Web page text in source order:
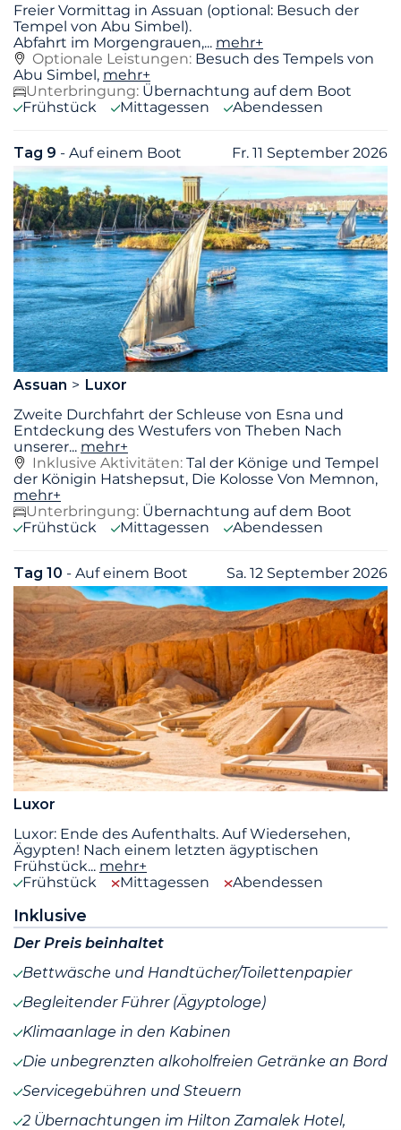
Freier Vormittag in Assuan (optional: Besuch der
Tempel von Abu Simbel).
Abfahrt im Morgengrauen,... mehr+
Optionale Leistungen: Besuch des Tempels von
Abu Simbel, mehr+
Unterbringung: Übernachtung auf dem Boot
Frühstück
Mittagessen Abendessen
Tag 9 - Auf einem Boot Fr. 11 September 2026
Assuan
Luxor
Zweite Durchfahrt der Schleuse von Esna und
Entdeckung des Westufers von Theben Nach
unserer... mehr+
Inklusive Aktivitäten: Tal der Könige und Tempel
der Königin Hatshepsut, Die Kolosse Von Memnon,
mehr+
Unterbringung: Übernachtung auf dem Boot
Frühstück
Mittagessen Abendessen
Tag 10 - Auf einem Boot Sa. 12 September 2026
Luxor
Luxor: Ende des Aufenthalts. Auf Wiedersehen,
Ägypten! Nach einem letzten ägyptischen
Frühstück... mehr+
Frühstück
Mittagessen Abendessen
Inklusive
Der Preis beinhaltet
Bettwäsche und Handtücher/Toilettenpapier
Begleitender Führer (Ägyptologe)
Klimaanlage in den Kabinen
Die unbegrenzten alkoholfreien Getränke an Bord
Servicegebühren und Steuern
2 Übernachtungen im Hilton Zamalek Hotel,